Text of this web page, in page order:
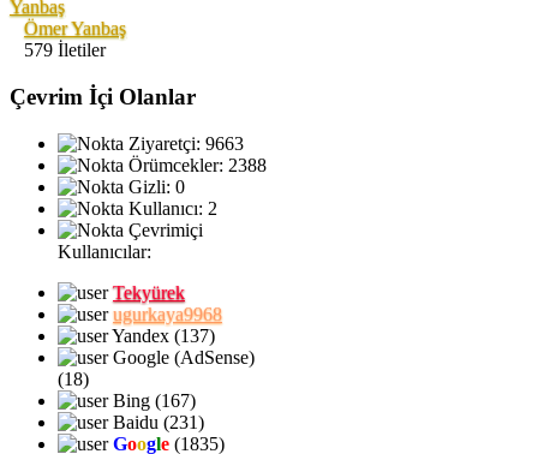
Ömer Yanbaş
579 İletiler
Çevrim İçi Olanlar
Ziyaretçi: 9663
Örümcekler: 2388
Gizli: 0
Kullanıcı: 2
Çevrimiçi
Kullanıcılar:
Tekyürek
ugurkaya9968
Yandex (137)
Google (AdSense)
(18)
Bing (167)
Baidu (231)
Google (1835)